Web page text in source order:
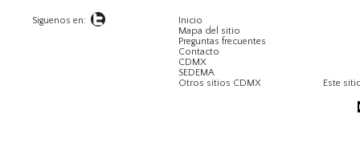
Siguenos en:
Inicio
Mapa del sitio
Preguntas frecuentes
Contacto
CDMX
SEDEMA
Otros sitios CDMX
Este